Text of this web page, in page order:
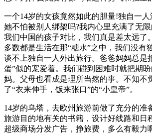
一个14岁的女孩竟然如此的胆量!独自一
她不怕被别人绑架吗?我内心里充满了无
我们中国的孩子对比，我们真是差太远了
多数都是生活在那“糖水”之中，我们没有
谈不上独自一人外出旅行。爸爸妈妈总是
蛋”似的宠爱着。我们碰到困难时就把期
妈。父母也看成是理所当然的事。不知不
了“衣来伸手，饭来张口”的“小皇帝”。
14岁的乌塔，去欧州旅游前做了充分的准
旅游目的地有关的书籍，设计好线路和日
超级商场分发广告，挣旅费，多么有毅力